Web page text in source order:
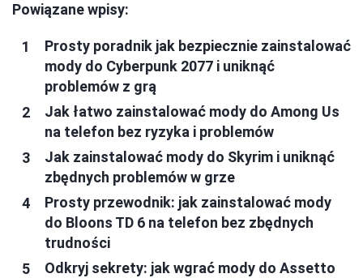
Powiązane wpisy:
Prosty poradnik jak bezpiecznie zainstalować
mody do Cyberpunk 2077 i uniknąć
problemów z grą
Jak łatwo zainstalować mody do Among Us
na telefon bez ryzyka i problemów
Jak zainstalować mody do Skyrim i uniknąć
zbędnych problemów w grze
Prosty przewodnik: jak zainstalować mody
do Bloons TD 6 na telefon bez zbędnych
trudności
Odkryj sekrety: jak wgrać mody do Assetto